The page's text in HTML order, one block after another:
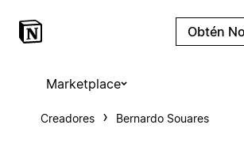
Obtén
Marketplace
Creadores Bernardo Souares